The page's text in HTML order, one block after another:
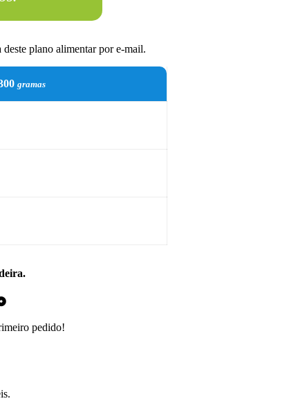
plano alimentar por e-mail.
gramas
pedido!